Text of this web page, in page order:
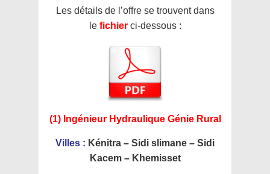
Les détails de l’offre se trouvent dans
le fichier ci-dessous :
(1) Ingénieur Hydraulique Génie Rural
Villes : Kénitra – Sidi slimane – Sidi
Kacem – Khemisset